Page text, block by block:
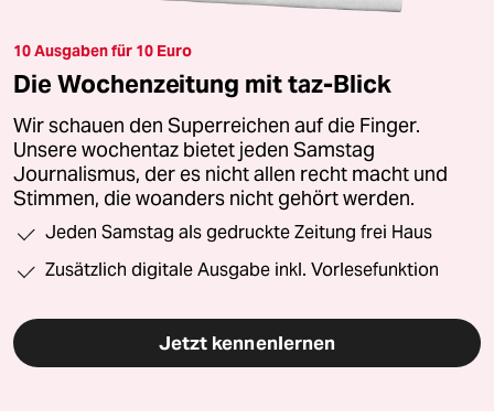
10 Ausgaben für 10 Euro
Die Wochenzeitung mit taz-Blick
Wir schauen den Superreichen auf die Finger.
Unsere wochentaz bietet jeden Samstag
Journalismus, der es nicht allen recht macht und
Stimmen, die woanders nicht gehört werden.
Jeden Samstag als gedruckte Zeitung frei Haus
Zusätzlich digitale Ausgabe inkl. Vorlesefunktion
Jetzt kennenlernen